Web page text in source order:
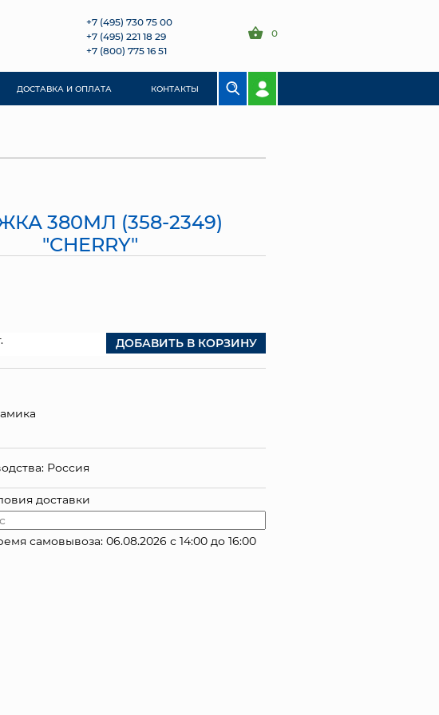
+7 (495) 730 75 00
+7 (495) 221 18 29
+7 (800) 775 16 51
0
ДОСТАВКА И ОПЛАТА КОНТАКТЫ
380МЛ (358-2349)
"CHERRY"
ДОБАВИТЬ В КОРЗИНУ
Россия
доставки
самовывоза: 06.08.2026 с 14:00 до 16:00